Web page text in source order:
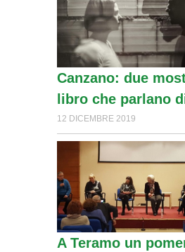
Canzano: due
libro che parlano
12 DICEMBRE 2019
A Teramo un